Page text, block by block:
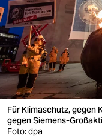
nord
wahrheit
verlag
verlag
veranstaltungen
Für Klimaschutz, gegen
gegen Siemens-
Foto: dpa